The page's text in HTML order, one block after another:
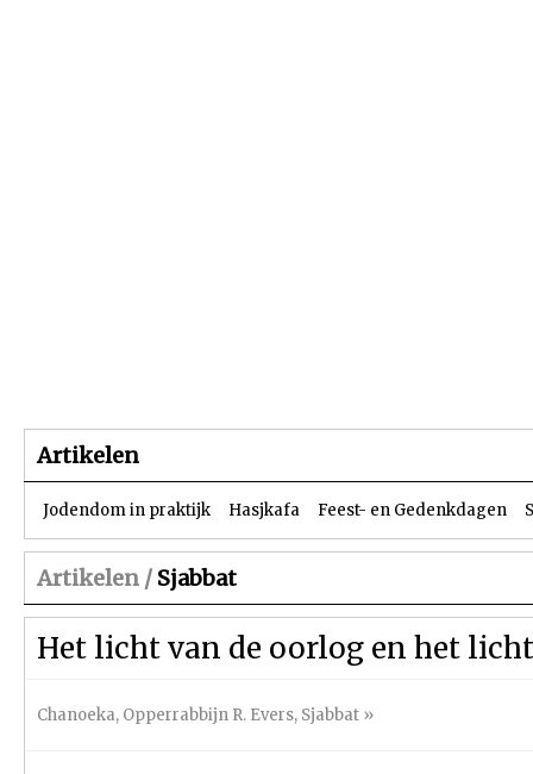
Artikelen
Jodendom in praktijk Hasjkafa Feest- en Gedenkdagen
Artikelen / Sjabbat
Het licht van de oorlog en het
Chanoeka, Opperrabbijn R. Evers, Sjabbat »